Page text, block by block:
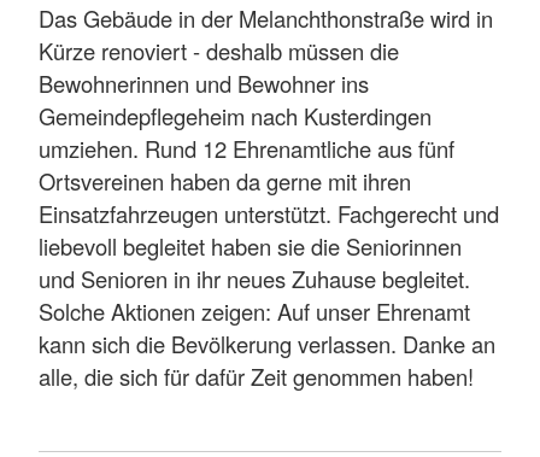
Das Gebäude in der Melanchthonstraße wird in
Kürze renoviert - deshalb müssen die
Bewohnerinnen und Bewohner ins
Gemeindepflegeheim nach Kusterdingen
umziehen. Rund 12 Ehrenamtliche aus fünf
Ortsvereinen haben da gerne mit ihren
Einsatzfahrzeugen unterstützt. Fachgerecht und
liebevoll begleitet haben sie die Seniorinnen
und Senioren in ihr neues Zuhause begleitet.
Solche Aktionen zeigen: Auf unser Ehrenamt
kann sich die Bevölkerung verlassen. Danke an
alle, die sich für dafür Zeit genommen haben!